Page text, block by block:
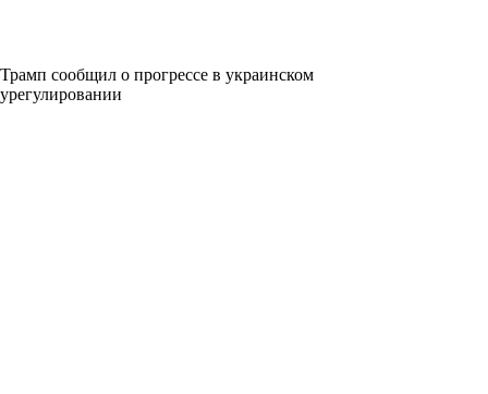
Трамп сообщил о прогрессе в украинском
урегулировании